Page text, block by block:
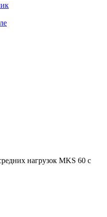
нагрузок MKS 60 с